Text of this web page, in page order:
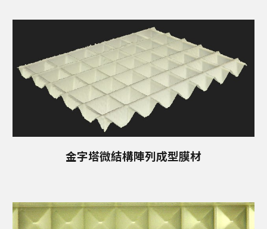
金字塔微結構陣列成型膜材